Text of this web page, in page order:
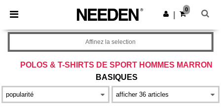
× Appli Needen
Meilleurs prix sur l’app !
Obtenir l'appli
0
POLOS & T-SHIRTS DE SPORT HOMMES MARRON
BASIQUES
Affinez la selection